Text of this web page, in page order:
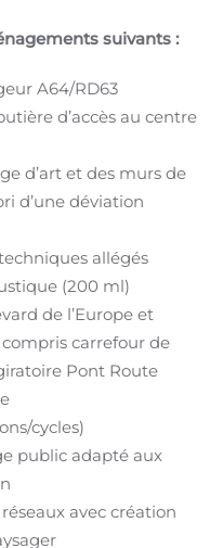
suivants :
A64/RD63
d’accès au centre
d’art et des murs de
d’une déviation
allégés
(200 ml)
de l’Europe et
carrefour de
Pont Route
cycles)
public adapté aux
avec création